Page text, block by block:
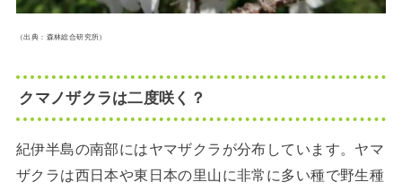
（出典：森林総合研究所）
クマノザクラは二度咲く？
紀伊半島の南部にはヤマザクラが分布しています。ヤマ
ザクラは西日本や東日本の里山に非常に多い種で野生種